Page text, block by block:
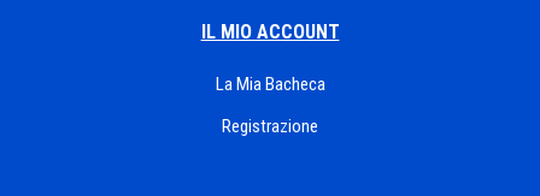
IL MIO ACCOUNT
La Mia Bacheca
Registrazione